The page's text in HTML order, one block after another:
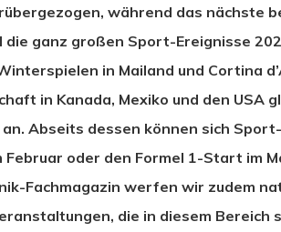
während das nächste
ganz großen Sport-Ereignisse
in Mailand und Cortina
in Kanada, Mexiko und den USA
Abseits dessen können sich
Februar oder den Formel 1-Start im
Fachmagazin werfen wir zudem
die in diesem Bereich